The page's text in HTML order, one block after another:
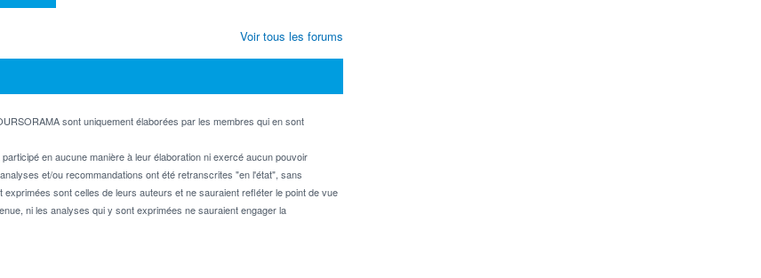
sont uniquement élaborées par les membres qui en sont
en aucune manière à leur élaboration ni exercé aucun pouvoir
et/ou recommandations ont été retranscrites "en l'état", sans
sont celles de leurs auteurs et ne sauraient refléter le point de vue
ni les analyses qui y sont exprimées ne sauraient engager la
Voir tous les forums